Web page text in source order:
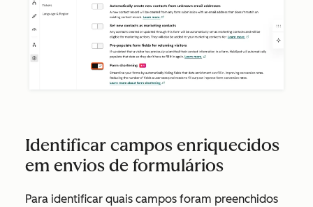
Identificar campos enriquecidos
em envios de formulários
Para identificar quais campos foram preenchidos